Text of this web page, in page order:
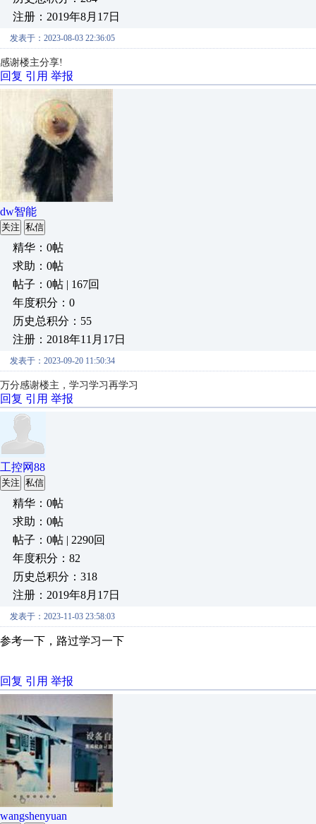
注册：2019年8月17日
发表于：2023-08-03 22:36:05
感谢楼主分享!
回复 引用 举报
dw智能
关注 私信
精华：0帖
求助：0帖
帖子：0帖 | 167回
年度积分：0
历史总积分：55
注册：2018年11月17日
发表于：2023-09-20 11:50:34
万分感谢楼主，学习学习再学习
回复 引用 举报
工控网88
关注 私信
精华：0帖
求助：0帖
帖子：0帖 | 2290回
年度积分：82
历史总积分：318
注册：2019年8月17日
发表于：2023-11-03 23:58:03
参考一下，路过学习一下
回复 引用 举报
wangshenyuan